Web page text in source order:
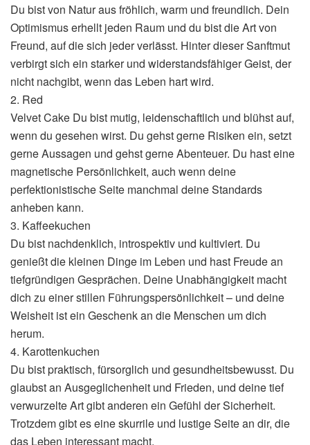
Du bist von Natur aus fröhlich, warm und freundlich. Dein
Optimismus erhellt jeden Raum und du bist die Art von
Freund, auf die sich jeder verlässt. Hinter dieser Sanftmut
verbirgt sich ein starker und widerstandsfähiger Geist, der
nicht nachgibt, wenn das Leben hart wird.
2. Red
Velvet Cake Du bist mutig, leidenschaftlich und blühst auf,
wenn du gesehen wirst. Du gehst gerne Risiken ein, setzt
gerne Aussagen und gehst gerne Abenteuer. Du hast eine
magnetische Persönlichkeit, auch wenn deine
perfektionistische Seite manchmal deine Standards
anheben kann.
3. Kaffeekuchen
Du bist nachdenklich, introspektiv und kultiviert. Du
genießt die kleinen Dinge im Leben und hast Freude an
tiefgründigen Gesprächen. Deine Unabhängigkeit macht
dich zu einer stillen Führungspersönlichkeit – und deine
Weisheit ist ein Geschenk an die Menschen um dich
herum.
4. Karottenkuchen
Du bist praktisch, fürsorglich und gesundheitsbewusst. Du
glaubst an Ausgeglichenheit und Frieden, und deine tief
verwurzelte Art gibt anderen ein Gefühl der Sicherheit.
Trotzdem gibt es eine skurrile und lustige Seite an dir, die
das Leben interessant macht.